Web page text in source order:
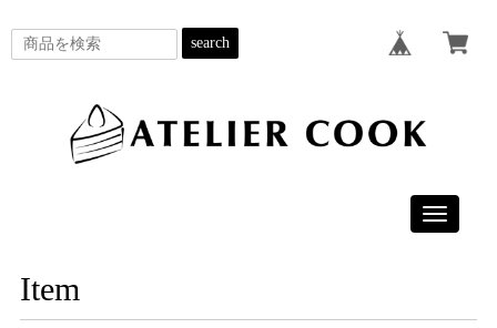
search
Toggle
Item